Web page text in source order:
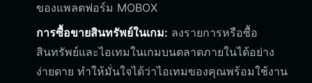
ของแพลตฟอร์ม MOBOX
การซื้อขายสินทรัพย์ในเกม: ลงรายการหรือซื้อ
สินทรัพย์และไอเทมในเกมบนตลาดภายในได้อย่าง
ง่ายดาย ทำให้มั่นใจได้ว่าไอเทมของคุณพร้อมใช้งาน